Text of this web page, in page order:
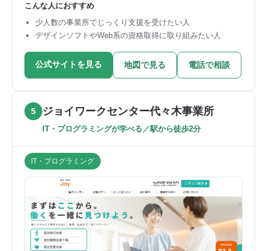
こんな人におすすめ
少人数の事業所でじっくり支援を受けたい人
デザインソフトやWeb系の資格取得に取り組みたい人
公式サイトを見る 地図で見る 電話で相談
5 ジョイワークセンター代々木事業所
IT・プログラミングが学べる／駅から徒歩2分
IT・プログラミング